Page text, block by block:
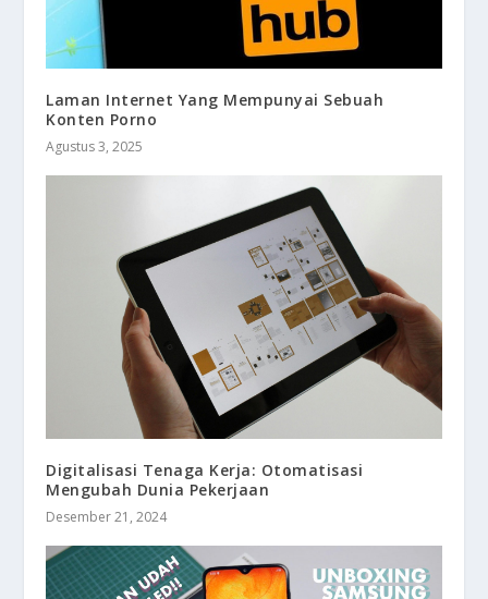
Laman Internet Yang Mempunyai Sebuah
Konten Porno
Agustus 3, 2025
Digitalisasi Tenaga Kerja: Otomatisasi
Mengubah Dunia Pekerjaan
Desember 21, 2024